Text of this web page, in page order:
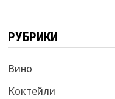
РУБРИКИ
Вино
Коктейли